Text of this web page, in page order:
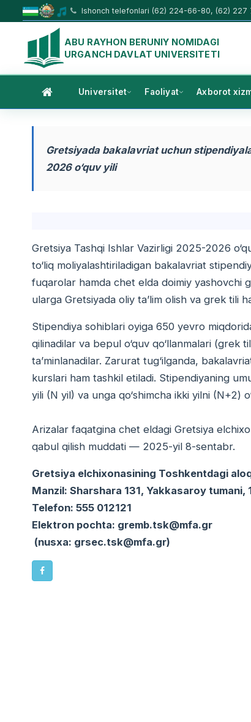
Ishonch telefonlari (62) 224-66-80, (62) 227
ABU RAYHON BERUNIY NOMIDAGI
URGANCH DAVLAT UNIVERSITETI
Universitet Faoliyat Axborot
Gretsiyada bakalavriat uchun
2026 o‘quv yili
Gretsiya Tashqi Ishlar Vazirligi 2025-2026
to‘liq moliyalashtiriladigan bakalavriat
fuqarolar hamda chet elda doimiy yashovchi
ularga Gretsiyada oliy ta’lim olish va grek tili
Stipendiya sohiblari oyiga 650 yevro
qilinadilar va bepul o‘quv qo‘llanmalari (grek
ta’minlanadilar. Zarurat tug‘ilganda,
kurslari ham tashkil etiladi. Stipendiyaning
yili (N yil) va unga qo‘shimcha ikki yilni (N+2)
Arizalar faqatgina chet eldagi Gretsiya
qabul qilish muddati — 2025-yil 8-sentabr.
Gretsiya elchixonasining Toshkentdagi
Manzil: Sharshara 131, Yakkasaroy tumani,
Telefon: 555 012121
Elektron pochta: gremb.tsk@mfa.gr
(nusxa: grsec.tsk@mfa.gr)